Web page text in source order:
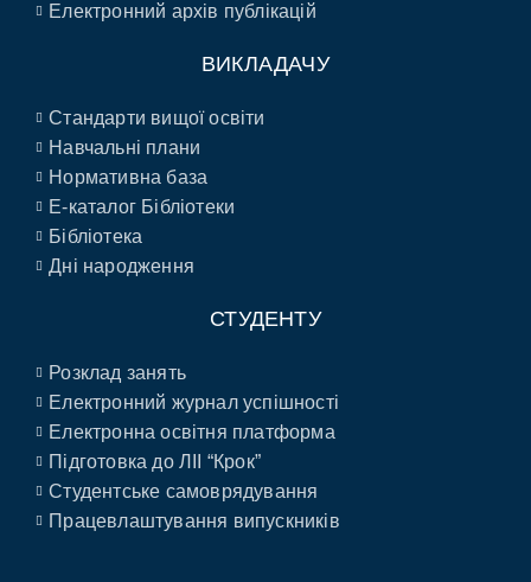
Електронний архів публікацій
ВИКЛАДАЧУ
Стандарти вищої освіти
Навчальні плани
Нормативна база
E-каталог Бібліотеки
Бібліотека
Дні народження
СТУДЕНТУ
Розклад занять
Електронний журнал успішності
Електронна освітня платформа
Підготовка до ЛІІ “Крок”
Студентське самоврядування
Працевлаштування випускників